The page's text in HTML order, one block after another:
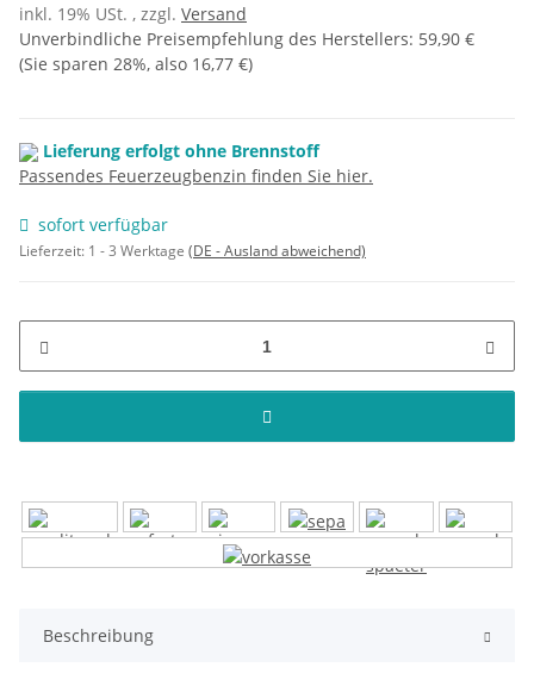
inkl. 19% USt. , zzgl. Versand
Unverbindliche Preisempfehlung des Herstellers: 59,90 €
(Sie sparen 28%, also 16,77 €)
Lieferung erfolgt ohne Brennstoff
Passendes Feuerzeugbenzin finden Sie hier.
sofort verfügbar
Lieferzeit: 1 - 3 Werktage (DE - Ausland abweichend)
Beschreibung